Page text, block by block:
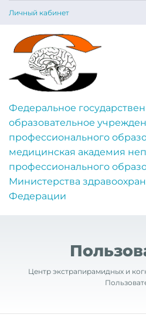
Личный кабинет
Федеральное
образовательное
профессионального
медицинская академия
профессионального
Министерства
Федерации
Центр экстрапирамидных и